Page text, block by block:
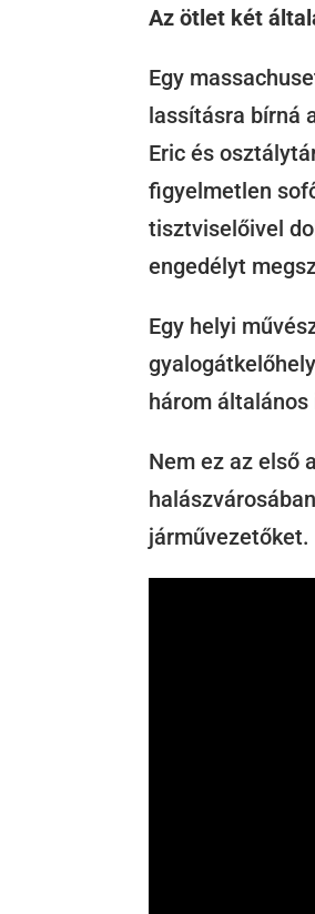
Az ötlet két
Egy
lassításra bírná
Eric és
figyelmetlen
tisztviselőivel
engedélyt
Egy helyi
három
Nem ez az első
járművezetőket.